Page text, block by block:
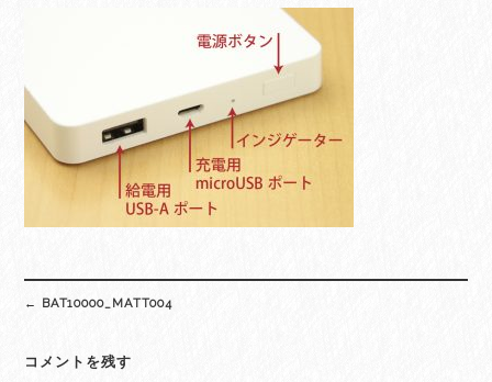
navigation
← BAT10000_MATT004
コメントを残す